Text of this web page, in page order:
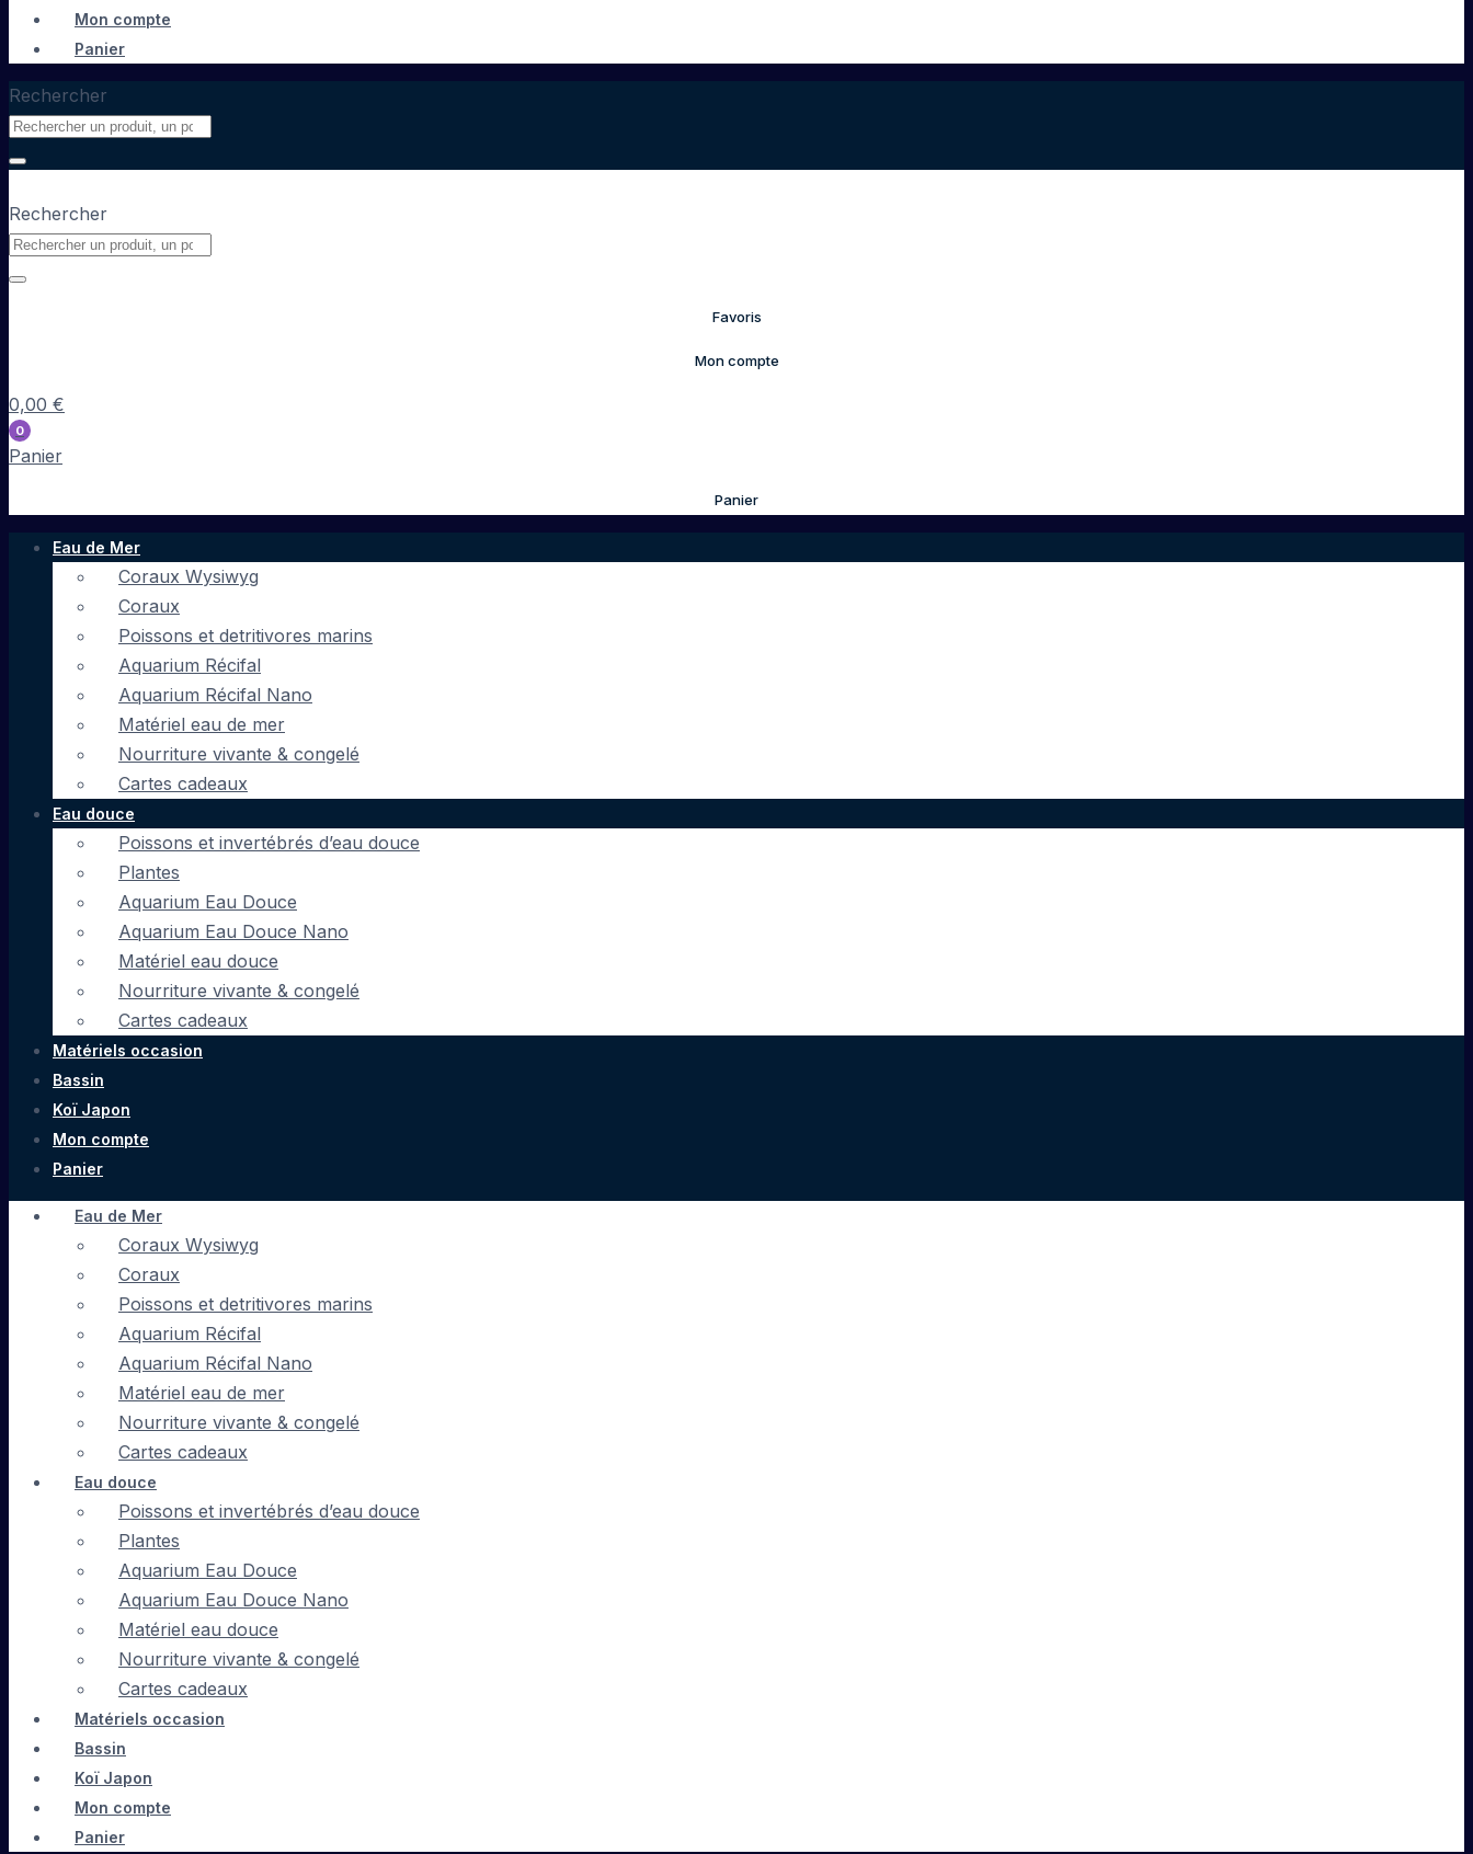
Mon compte
Panier
Rechercher
Rechercher
Favoris
Mon compte
0,00 €
0
Panier
Panier
Eau de Mer
Coraux Wysiwyg
Coraux
Poissons et detritivores marins
Aquarium Récifal
Aquarium Récifal Nano
Matériel eau de mer
Nourriture vivante & congelé
Cartes cadeaux
Eau douce
Poissons et invertébrés d’eau douce
Plantes
Aquarium Eau Douce
Aquarium Eau Douce Nano
Matériel eau douce
Nourriture vivante & congelé
Cartes cadeaux
Matériels occasion
Bassin
Koï Japon
Mon compte
Panier
Eau de Mer
Coraux Wysiwyg
Coraux
Poissons et detritivores marins
Aquarium Récifal
Aquarium Récifal Nano
Matériel eau de mer
Nourriture vivante & congelé
Cartes cadeaux
Eau douce
Poissons et invertébrés d’eau douce
Plantes
Aquarium Eau Douce
Aquarium Eau Douce Nano
Matériel eau douce
Nourriture vivante & congelé
Cartes cadeaux
Matériels occasion
Bassin
Koï Japon
Mon compte
Panier